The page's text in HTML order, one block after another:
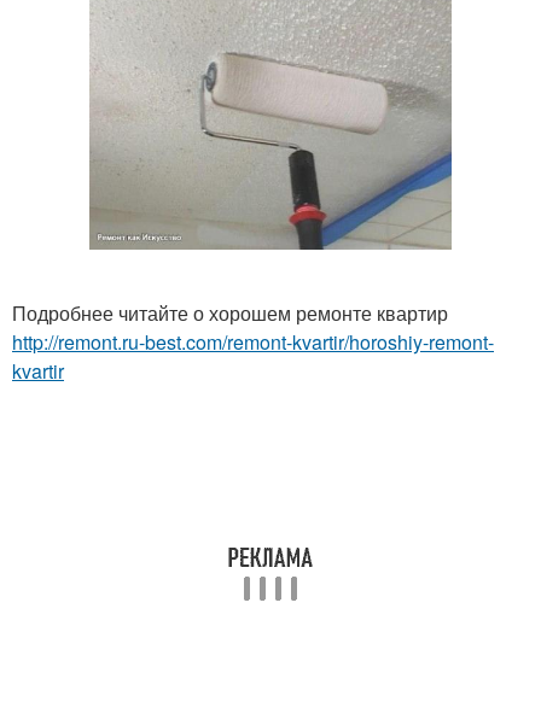
Подробнее читайте о хорошем ремонте квартир
http://remont.ru-best.com/remont-kvartir/horoshiy-remont-
kvartir